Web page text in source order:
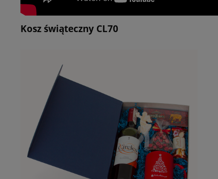
Kosz świąteczny CL70